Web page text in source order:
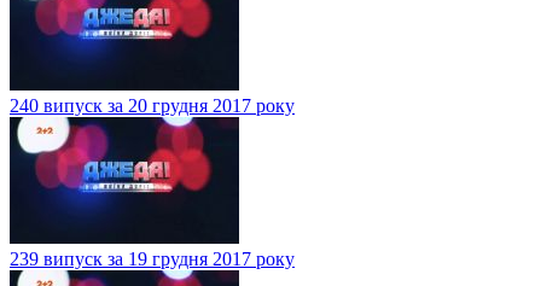
240 випуск за 20 грудня 2017 року
239 випуск за 19 грудня 2017 року